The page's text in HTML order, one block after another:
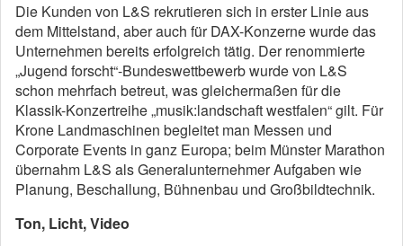
Die Kunden von L&S rekrutieren sich in erster Linie aus
dem Mittelstand, aber auch für DAX-Konzerne wurde das
Unternehmen bereits erfolgreich tätig. Der renommierte
„Jugend forscht“-Bundeswettbewerb wurde von L&S
schon mehrfach betreut, was gleichermaßen für die
Klassik-Konzertreihe „musik:landschaft westfalen“ gilt. Für
Krone Landmaschinen begleitet man Messen und
Corporate Events in ganz Europa; beim Münster Marathon
übernahm L&S als Generalunternehmer Aufgaben wie
Planung, Beschallung, Bühnenbau und Großbildtechnik.
Ton, Licht, Video